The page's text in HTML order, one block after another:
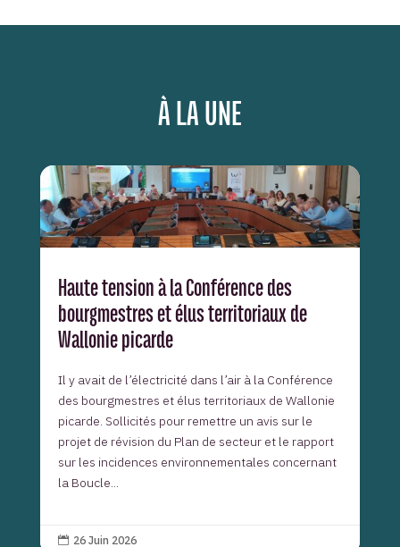
À LA UNE
Haute tension à la Conférence des
bourgmestres et élus territoriaux de
Wallonie picarde
Il y avait de l’électricité dans l’air à la Conférence
des bourgmestres et élus territoriaux de Wallonie
picarde. Sollicités pour remettre un avis sur le
projet de révision du Plan de secteur et le rapport
sur les incidences environnementales concernant
la Boucle...
 26 Juin 2026